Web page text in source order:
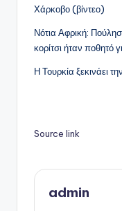
Χάρκοβο (βίντεο)
Νότια Αφρική:
κορίτσι ήταν ποθητό
Η Τουρκία ξεκινάει
Source link
admin